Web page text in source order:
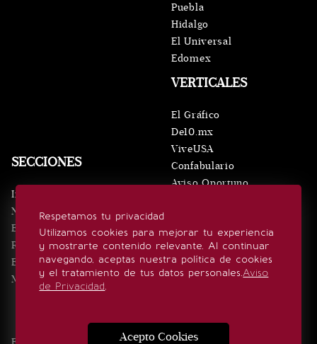
Respetamos tu privacidad
Utilizamos cookies para mejorar tu experiencia
y mostrarte contenido relevante. Al continuar
navegando, aceptas nuestra política de cookies
y el tratamiento de tus datos personales.Aviso
de Privacidad.
Acepto Cookies
SECCIONES
Inicio
Noticias
Eventos
Realeza
Estilo de vida
Minuto x Minuto
VERTICALES
El Gráfico
De10.mx
ViveUSA
Confabulario
Aviso Oportuno
Puebla
Hidalgo
El Universal
Edomex
SÍGUENOS